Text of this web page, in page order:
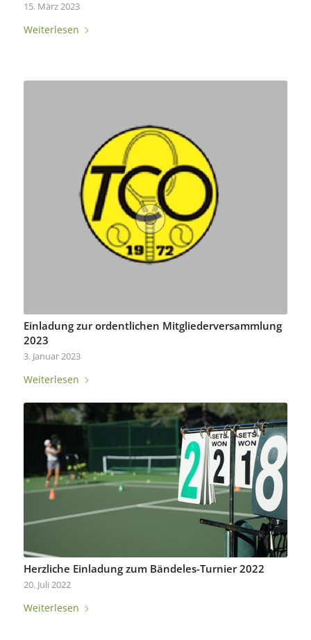
15. März 2023
Weiterlesen
Einladung zur ordentlichen Mitgliederversammlung
2023
3. Januar 2023
Weiterlesen
Herzliche Einladung zum Bändeles-Turnier 2022
20. Juli 2022
Weiterlesen